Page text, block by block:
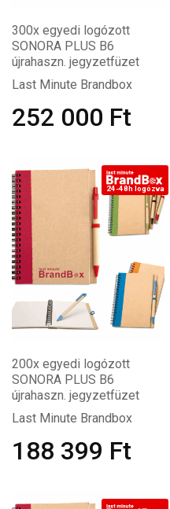
300x egyedi logózott
SONORA PLUS B6
újrahaszn. jegyzetfüzet
Last Minute Brandbox
252 000 Ft
24-48h logózva
200x egyedi logózott
SONORA PLUS B6
újrahaszn. jegyzetfüzet
Last Minute Brandbox
188 399 Ft